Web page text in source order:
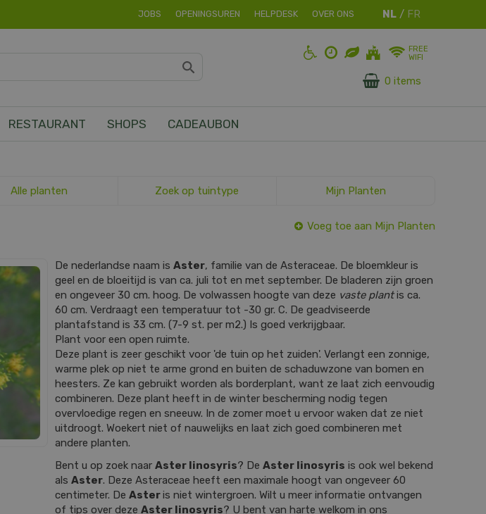
JOBS OPENINGSUREN HELPDESK OVER ONS
FREE
WIFI
0 items
RESTAURANT SHOPS CADEAUBON
Alle planten Zoek op tuintype Mijn Planten
Voeg toe aan Mijn Planten
De nederlandse naam is Aster, familie van de Asteraceae. De bloemkleur is
geel en de bloeitijd is van ca. juli tot en met september. De bladeren zijn groen
en ongeveer 30 cm. hoog. De volwassen hoogte van deze vaste plantis ca.
60 cm. Verdraagt een temperatuur tot -30 gr. C. De geadviseerde
plantafstand is 33 cm. (7-9 st. per m2.) Is goed verkrijgbaar.
Plant voor een open ruimte.
Deze plant is zeer geschikt voor 'de tuin op het zuiden'. Verlangt een zonnige,
warme plek op niet te arme grond en buiten de schaduwzone van bomen en
heesters. Ze kan gebruikt worden als borderplant, want ze laat zich eenvoudig
combineren. Deze plant heeft in de winter bescherming nodig tegen
overvloedige regen en sneeuw. In de zomer moet u ervoor waken dat ze niet
uitdroogt. Woekert niet of nauwelijks en laat zich goed combineren met
andere planten.
Bent u op zoek naar Aster linosyris? De Aster linosyris is ook wel bekend
als Aster. Deze Asteraceae heeft een maximale hoogt van ongeveer 60
centimeter. De Asteris niet wintergroen. Wilt u meer informatie ontvangen
of tips over deze Aster linosyris? U bent van harte welkom in ons